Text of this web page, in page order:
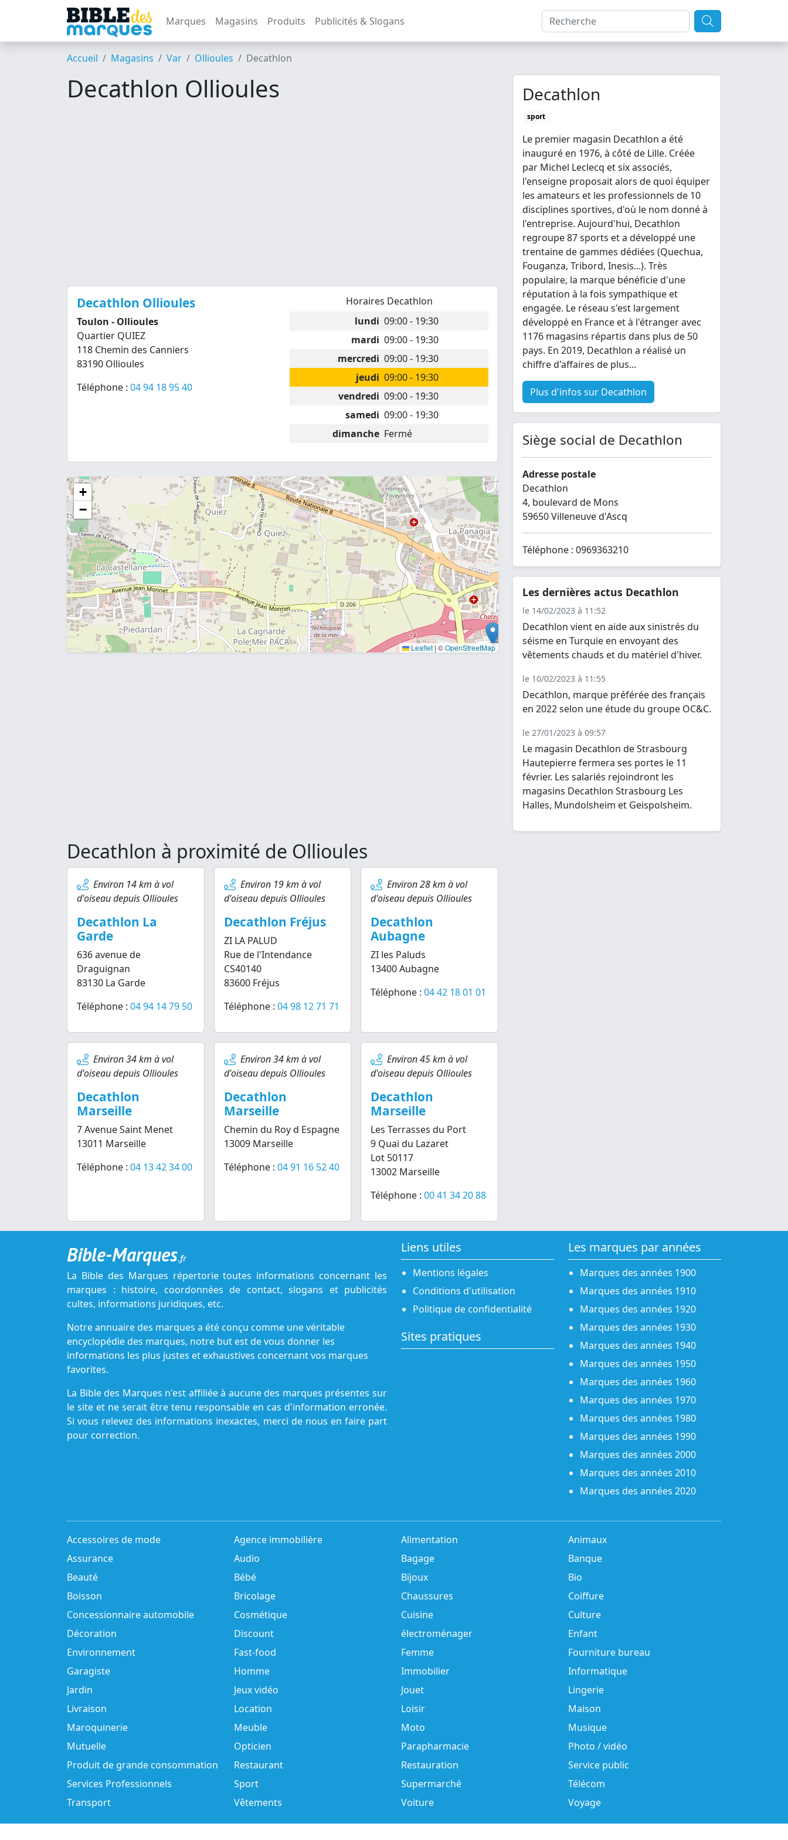
Marques Magasins Produits Publicités & Slogans
Accueil Magasins Var Ollioules Decathlon
Decathlon Ollioules
Decathlon Ollioules
Toulon - Ollioules
Quartier QUIEZ
118 Chemin des Canniers
83190 Ollioules
Téléphone : 04 94 18 95 40
Horaires Decathlon
lundi 09:00 - 19:30
mardi 09:00 - 19:30
mercredi 09:00 - 19:30
jeudi 09:00 - 19:30
vendredi 09:00 - 19:30
samedi 09:00 - 19:30
dimanche Fermé
+
−
Leaflet | ©OpenStreetMap
Decathlon à proximité de Ollioules
Environ 14 km à vol
d'oiseau depuis Ollioules
Decathlon La
Garde
636 avenue de
Draguignan
83130 La Garde
Téléphone : 04 94 14 79 50
Environ 19 km à vol
d'oiseau depuis Ollioules
Decathlon Fréjus
ZI LA PALUD
Rue de l'Intendance
CS40140
83600 Fréjus
Téléphone : 04 98 12 71 71
Environ 28 km à vol
d'oiseau depuis Ollioules
Decathlon
Aubagne
ZI les Paluds
13400 Aubagne
Téléphone :04 42 18 01 01
Environ 34 km à vol
d'oiseau depuis Ollioules
Decathlon
Marseille
7 Avenue Saint Menet
13011 Marseille
Téléphone : 04 13 42 34 00
Environ 34 km à vol
d'oiseau depuis Ollioules
Decathlon
Marseille
Chemin du Roy d Espagne
13009 Marseille
Téléphone : 04 91 16 52 40
Environ 45 km à vol
d'oiseau depuis Ollioules
Decathlon
Marseille
Les Terrasses du Port
9 Quai du Lazaret
Lot 50117
13002 Marseille
Téléphone :00 41 34 20 88
Decathlon
sport
Le premier magasin Decathlon a été
inauguré en 1976, à côté de Lille. Créée
par Michel Leclecq et six associés,
l'enseigne proposait alors de quoi équiper
les amateurs et les professionnels de 10
disciplines sportives, d'où le nom donné à
l'entreprise. Aujourd'hui, Decathlon
regroupe 87 sports et a développé une
trentaine de gammes dédiées (Quechua,
Fouganza, Tribord, Inesis...). Très
populaire, la marque bénéficie d'une
réputation à la fois sympathique et
engagée. Le réseau s'est largement
développé en France et à l'étranger avec
1176 magasins répartis dans plus de 50
pays. En 2019, Decathlon a réalisé un
chiffre d'affaires de plus...
Plus d'infos sur Decathlon
Siège social de Decathlon
Adresse postale
Decathlon
4, boulevard de Mons
59650 Villeneuve d'Ascq
Téléphone : 0969363210
Les dernières actus Decathlon
le 14/02/2023 à 11:52
Decathlon vient en aide aux sinistrés du
séisme en Turquie en envoyant des
vêtements chauds et du matériel d'hiver.
le 10/02/2023 à 11:55
Decathlon, marque préférée des français
en 2022 selon une étude du groupe OC&C.
le 27/01/2023 à 09:57
Le magasin Decathlon de Strasbourg
Hautepierre fermera ses portes le 11
février. Les salariés rejoindront les
magasins Decathlon Strasbourg Les
Halles, Mundolsheim et Geispolsheim.
Bible-Marques.fr
La Bible des Marques répertorie toutes informations concernant les
marques : histoire, coordonnées de contact, slogans et publicités
cultes, informations juridiques, etc.
Notre annuaire des marques a été conçu comme une véritable
encyclopédie des marques, notre but est de vous donner les
informations les plus justes et exhaustives concernant vos marques
favorites.
La Bible des Marques n'est affiliée à aucune des marques présentes sur
le site et ne serait être tenu responsable en cas d'information erronée.
Si vous relevez des informations inexactes, merci de nous en faire part
pour correction.
Liens utiles
Mentions légales
Conditions d'utilisation
Politique de confidentialité
Sites pratiques
Les marques par années
Marques des années 1900
Marques des années 1910
Marques des années 1920
Marques des années 1930
Marques des années 1940
Marques des années 1950
Marques des années 1960
Marques des années 1970
Marques des années 1980
Marques des années 1990
Marques des années 2000
Marques des années 2010
Marques des années 2020
Accessoires de mode Agence immobilière Alimentation
Animaux
Assurance
Audio Bagage
Banque
Beauté
Bébé Bijoux
Bio
Boisson
Bricolage Chaussures
Coiffure
Concessionnaire automobile
Cosmétique Cuisine
Culture
Décoration
Discount électroménager
Enfant
Environnement
Fast-food Femme
Fourniture bureau
Garagiste
Homme Immobilier
Informatique
Jardin
Jeux vidéo Jouet
Lingerie
Livraison
Location Loisir
Maison
Maroquinerie
Meuble Moto
Musique
Mutuelle
Opticien Parapharmacie
Photo / vidéo
Produit de grande consommation
Restaurant Restauration
Service public
Services Professionnels
Sport Supermarché
Télécom
Transport
Vêtements Voiture Voyage